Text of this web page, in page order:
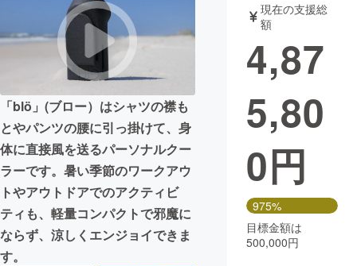
テクノロジー・ガジェット
映像・映画 書籍・雑誌
ビジネス・起業 チャレンジ
まちづくり・地域活性化
CAMPFIRE for Social Good
CAMPFIRE Creation
CAMPFIREふるさと納税machi-ya コミュニティ
「blö」(ブロー）はシャツの襟も
とやパンツの腰に引っ掛けて、身
体に直接風を送るパーソナルクー
ラーです。暑い季節のワークアウ
トやアウトドアでのアクティビ
ティも、軽量コンパクトで邪魔に
ならず、涼しくエンジョイできま
す。
現在の支援総
額
4,87
5,80
0円
975%
目標金額は
500,000円